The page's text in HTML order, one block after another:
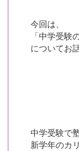
今回は、
「中学受験
についてお
中学受験で
新学年のカ